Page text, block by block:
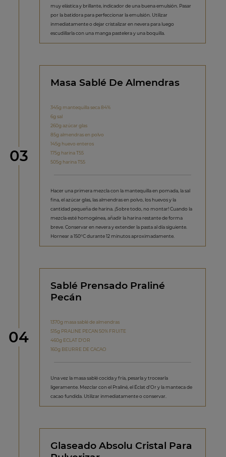
muy elástica y brillante, indicador de una buena emulsión. Pasar
por la batidora para perfeccionar la emulsión. Utilizar
inmediatamente o dejar cristalizar en nevera para luego
escudillarla con una manga pastelera y una boquilla.
Paso
03
Masa Sablé De Almendras
345g mantequilla seca 84%
6g sal
260g azúcar glas
85g almendras en polvo
145g huevo enteros
175g harina T55
505g harina T55
Hacer una primera mezcla con la mantequilla en pomada, la sal
fina, el azúcar glas, las almendras en polvo, los huevos y la
cantidad pequeña de harina. ¡Sobre todo, no montar! Cuando la
mezcla esté homogénea, añadir la harina restante de forma
breve. Conservar en nevera y extender la pasta al día siguiente.
Hornear a 150°C durante 12 minutos aproximadamente.
Paso
04
Sablé Prensado Praliné
Pecán
1370g masa sablé de almendras
515g PRALINE PECAN 50% FRUITE
460g ECLAT D'OR
160g BEURRE DE CACAO
Una vez la masa sablé cocida y fría, pesarla y trocearla
ligeramente. Mezclar con el Praliné, el Éclat d’Or y la manteca de
cacao fundida. Utilizar inmediatamente o conservar.
Glaseado Absolu Cristal Para